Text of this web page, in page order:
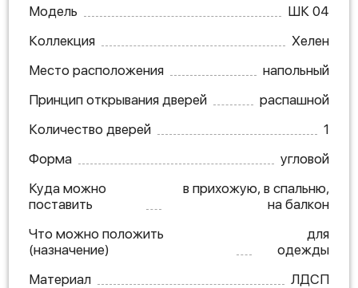
Модель
ШК 04
Коллекция
Хелен
Место расположения
напольный
Принцип открывания дверей
распашной
Количество дверей
1
Форма
угловой
Куда можно
поставить
в прихожую, в спальню,
на балкон
Что можно положить
(назначение)
для
одежды
Материал
ЛДСП